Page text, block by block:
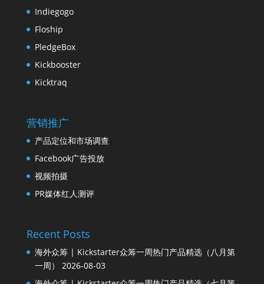
Indiegogo
Floship
PledgeBox
Kickbooster
Kicktraq
营销推广
产品定位和市场调查
Facebook广告投放
视频拍摄
PR媒体红人测评
Recent Posts
海外众筹 | Kickstarter众筹一周热门产品精选（八月第
一周）
2026-08-03